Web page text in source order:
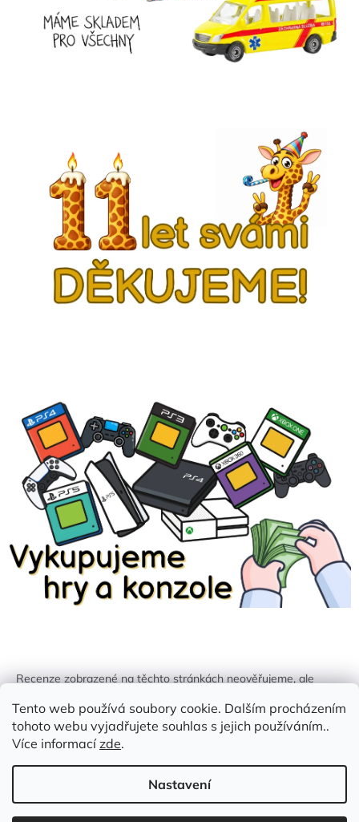
Tento web používá soubory cookie. Dalším procházením
tohoto webu vyjadřujete souhlas s jejich používáním..
Více informacízde.
Nastavení
Recenze zobrazené na těchto stránkách neověřujeme, ale
identifikován.
Vytvořil Shoptet